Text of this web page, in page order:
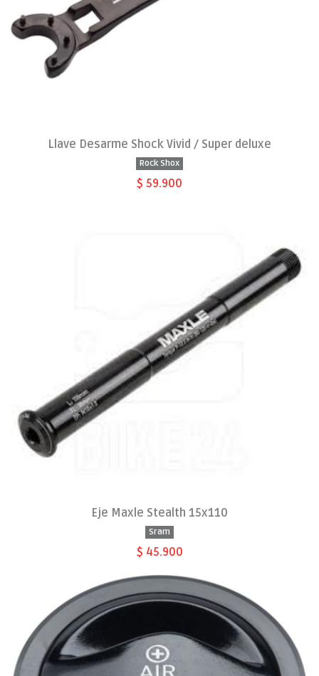
Llave Desarme Shock Vivid / Super deluxe
Rock Shox
$ 59.900
Eje Maxle Stealth 15x110
Sram
$ 45.900